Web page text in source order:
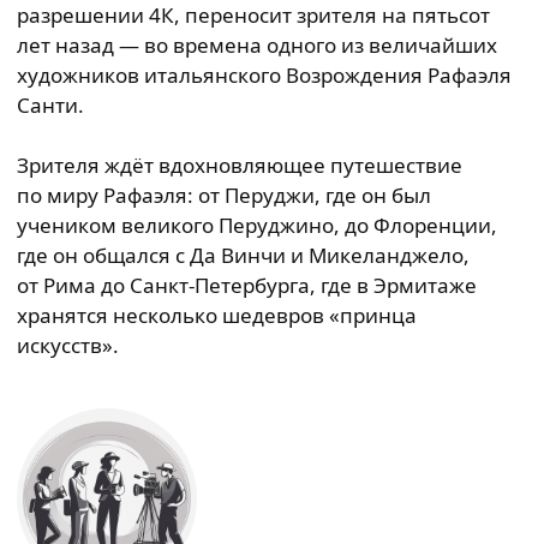
разрешении 4К, переносит зрителя на пятьсот
лет назад — во времена одного из величайших
художников итальянского Возрождения Рафаэля
Санти.
Зрителя ждёт вдохновляющее путешествие
по миру Рафаэля: от Перуджи, где он был
учеником великого Перуджино, до Флоренции,
где он общался с Да Винчи и Микеланджело,
от Рима до Санкт-Петербурга, где в Эрмитаже
хранятся несколько шедевров «принца
искусств».